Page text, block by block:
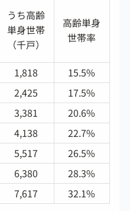
うち高齢
単身世帯
（千戸）
高齢単身
世帯率
1,818
15.5%
2,425
17.5%
3,381
20.6%
4,138
22.7%
5,517
26.5%
6,380
28.3%
7,617 32.1%